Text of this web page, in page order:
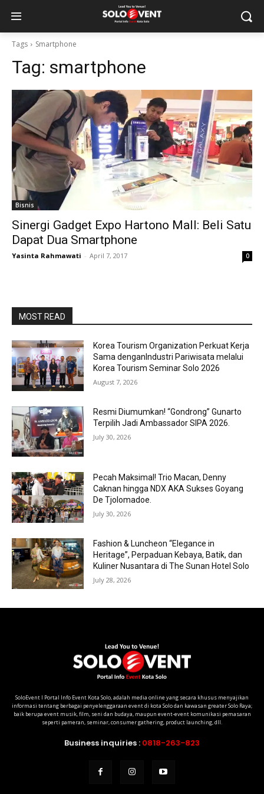
Tags Smartphone
Tag: smartphone
Bisnis
Sinergi Gadget Expo Hartono Mall: Beli Satu
Dapat Dua Smartphone
Yasinta Rahmawati - April 7, 2017 0
MOST READ
Korea Tourism Organization Perkuat Kerja
Sama denganIndustri Pariwisata melalui
Korea Tourism Seminar Solo 2026
August 7, 2026
Resmi Diumumkan! “Gondrong” Gunarto
Terpilih Jadi Ambassador SIPA 2026.
July 30, 2026
Pecah Maksimal! Trio Macan, Denny
Caknan hingga NDX AKA Sukses Goyang
De Tjolomadoe.
July 30, 2026
Fashion & Luncheon “Elegance in
Heritage”, Perpaduan Kebaya, Batik, dan
Kuliner Nusantara di The Sunan Hotel Solo
July 28, 2026
SoloEvent I Portal Info Event Kota Solo, adalah media online yang secara khusus menyajikan
informasi tentang berbagai penyelenggaraan event di kota Solo dan kawasan greater Solo Raya;
baik berupa event musik, film, seni dan budaya, maupun event-event komunikasi pemasaran
seperti pameran, seminar, consumer gathering, product launching, dll.
Business inquiries : 0818-263-823